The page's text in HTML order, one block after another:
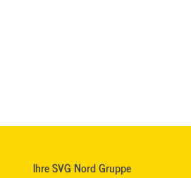
Ihre SVG Nord Gruppe